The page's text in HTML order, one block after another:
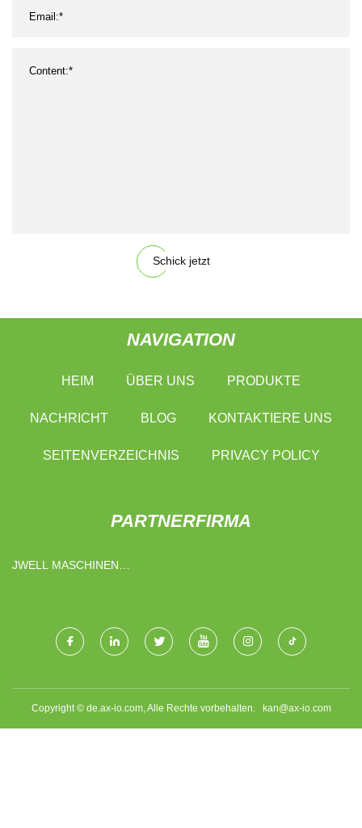
Schick jetzt
NAVIGATION
HEIM ÜBER UNS PRODUKTE
NACHRICHT BLOG KONTAKTIERE UNS
SEITENVERZEICHNIS PRIVACY POLICY
PARTNERFIRMA
JWELL MASCHINEN
Copyright © de.ax-io.com, Alle Rechte vorbehalten. kan@ax-io.com